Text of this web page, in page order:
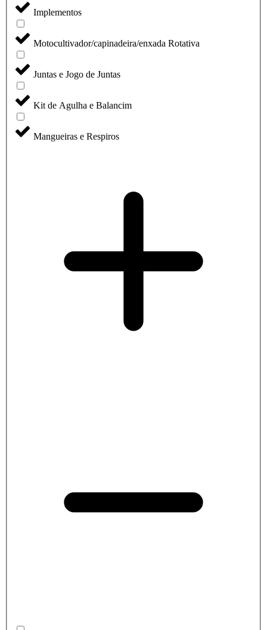
Implementos
Motocultivador/capinadeira/enxada Rotativa
Juntas e Jogo de Juntas
Kit de Agulha e Balancim
Mangueiras e Respiros